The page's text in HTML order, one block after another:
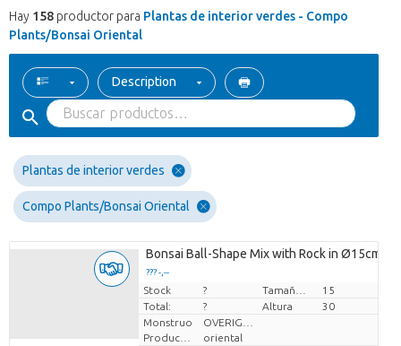
Hay 158 productor para Plantas de interior verdes - Compo
Plants/Bonsai Oriental
Description
Plantas de interior verdes
Compo Plants/Bonsai Oriental
Bonsai Ball-Shape Mix with Rock in Ø15cm
??? -,--
Precio por pieza
Stock ?
15
Total:
? Altura
30
Monstruo
Productor
oriental